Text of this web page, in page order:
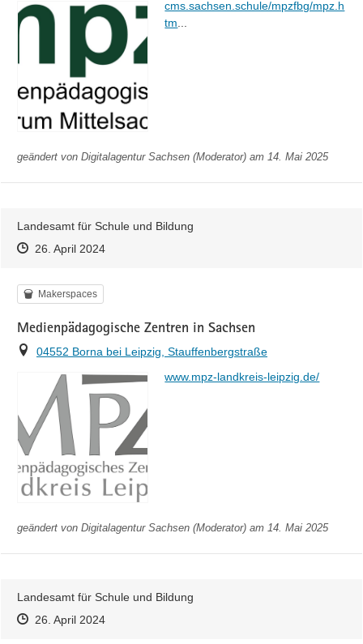
https://
cms.sachsen.schule/mpzfbg/mpz.h
tm
geändert von Digitalagentur Sachsen (Moderator) am 14. Mai 2025
Landesamt für Schule und Bildung
Zeitpunkt des Erstellens
Zeitpunkt des Erstellens
26. April 2024Zur Äußerung
Kategorie
Makerspaces
Medienpädagogische Zentren in Sachsen
Ort
04552 Borna bei Leipzig, Stauffenbergstraße
https://
www.mpz-landkreis-leipzig.de/
geändert von Digitalagentur Sachsen (Moderator) am 14. Mai 2025
Landesamt für Schule und Bildung
Zeitpunkt des Erstellens
Zeitpunkt des Erstellens
26. April 2024Zur Äußerung